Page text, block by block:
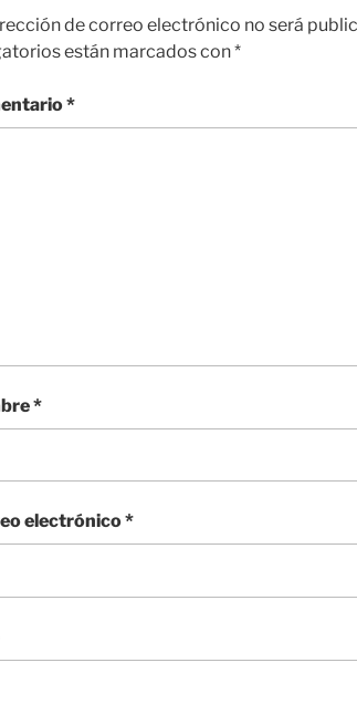
de correo electrónico no será
están marcados con*
*
*
electrónico*